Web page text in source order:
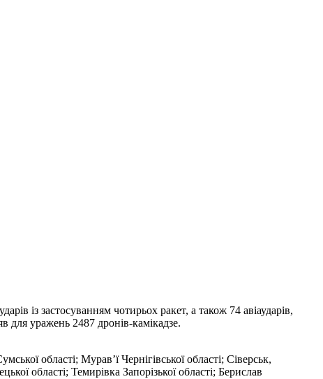
із застосуванням чотирьох ракет, а також 74 авіаударів,
для уражень 2487 дронів-камікадзе.
області; Мурав’ї Чернігівської області; Сіверськ,
області; Темирівка Запорізької області; Берислав